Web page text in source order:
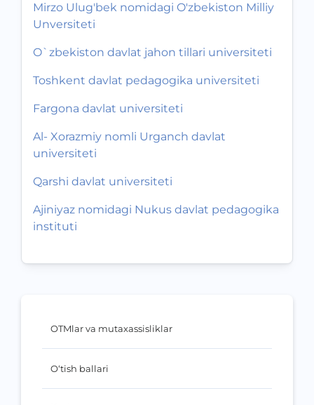
OTMlar va mutaxassisliklar
O‘tish ballari
Mirzo Ulug'bek nomidagi O'zbekiston Milliy
Unversiteti
O`zbekiston davlat jahon tillari universiteti
Toshkent davlat pedagogika universiteti
Fargona davlat universiteti
Al- Xorazmiy nomli Urganch davlat
universiteti
Qarshi davlat universiteti
Ajiniyaz nomidagi Nukus davlat pedagogika
instituti